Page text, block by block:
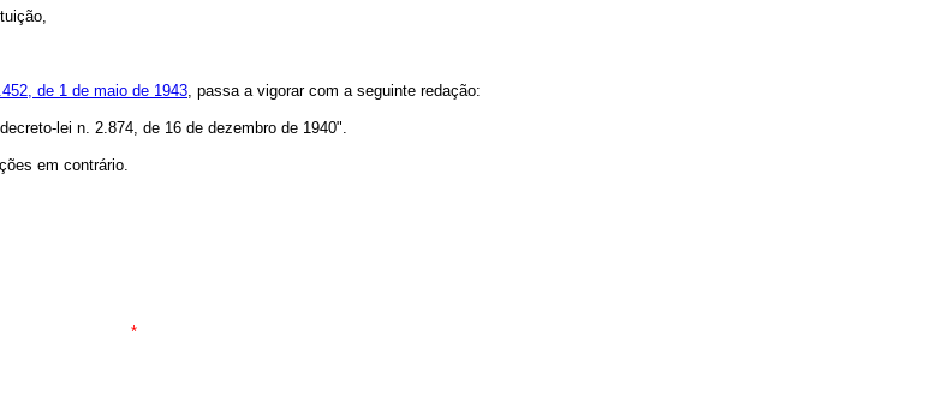
de 1 de maio de 1943, passa a vigorar com a seguinte redação:
lei n. 2.874, de 16 de dezembro de 1940".
em contrário.
*